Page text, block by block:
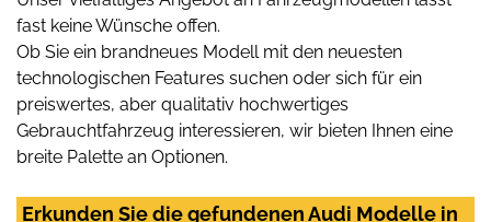
fast keine Wünsche offen.
Ob Sie ein brandneues Modell mit den neuesten
technologischen Features suchen oder sich für ein
preiswertes, aber qualitativ hochwertiges
Gebrauchtfahrzeug interessieren, wir bieten Ihnen eine
breite Palette an Optionen.
Erkunden Sie die gefundenen Audi Modelle in